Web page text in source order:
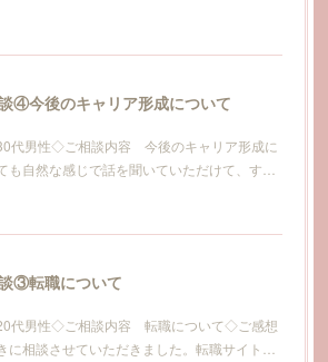
④今後のキャリア形成について
男性◇ご相談内容 今後のキャリア形成に
自然な感じで話を聞いていただけて、す…
③転職について
代男性◇ご相談内容 転職について◇ご感想
に相談させていただきました。転職サイト…